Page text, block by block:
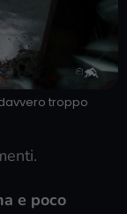
troppo
e poco